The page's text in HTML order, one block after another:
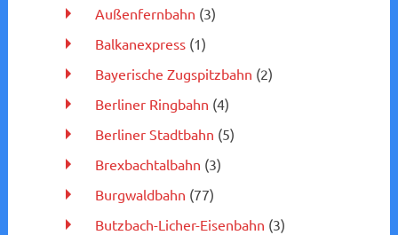
Außenfernbahn (3)
Balkanexpress(1)
Bayerische Zugspitzbahn (2)
Berliner Ringbahn (4)
Berliner Stadtbahn (5)
Brexbachtalbahn (3)
Burgwaldbahn (77)
Butzbach-Licher-Eisenbahn (3)